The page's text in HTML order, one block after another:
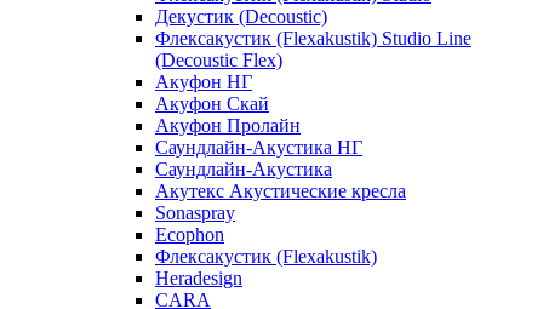
Декустик (Decoustic)
Флексакустик (Flexakustik) Studio Line
(Decoustic Flex)
Акуфон НГ
Акуфон Скай
Акуфон Пролайн
Саундлайн-Акустика НГ
Саундлайн-Акустика
Акутекс Акустические кресла
Sonaspray
Ecophon
Флексакустик (Flexakustik)
Heradesign
CARA